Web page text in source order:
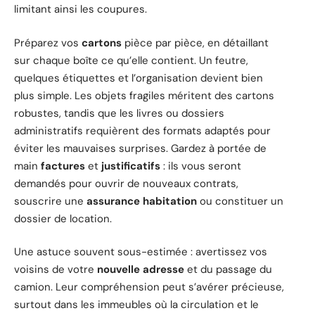
limitant ainsi les coupures.
Préparez vos cartons pièce par pièce, en détaillant
sur chaque boîte ce qu’elle contient. Un feutre,
quelques étiquettes et l’organisation devient bien
plus simple. Les objets fragiles méritent des cartons
robustes, tandis que les livres ou dossiers
administratifs requièrent des formats adaptés pour
éviter les mauvaises surprises. Gardez à portée de
main factures et justificatifs : ils vous seront
demandés pour ouvrir de nouveaux contrats,
souscrire une assurance habitation ou constituer un
dossier de location.
Une astuce souvent sous-estimée : avertissez vos
voisins de votre nouvelle adresse et du passage du
camion. Leur compréhension peut s’avérer précieuse,
surtout dans les immeubles où la circulation et le